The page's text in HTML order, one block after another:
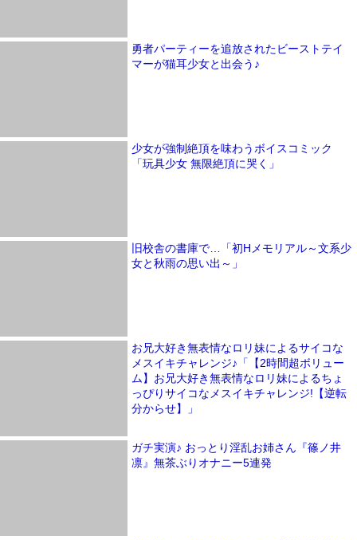
勇者パーティーを追放されたビーストテイ
マーが猫耳少女と出会う♪
少女が強制絶頂を味わうボイスコミック
「玩具少女 無限絶頂に哭く」
旧校舎の書庫で…「初Hメモリアル～文系少
女と秋雨の思い出～」
お兄大好き無表情なロリ妹によるサイコな
メスイキチャレンジ♪「【2時間超ボリュー
ム】お兄大好き無表情なロリ妹によるちょ
っぴりサイコなメスイキチャレンジ!【逆転
分からせ】」
ガチ実演♪ おっとり淫乱お姉さん『篠ノ井
凛』無茶ぶりオナニー5連発